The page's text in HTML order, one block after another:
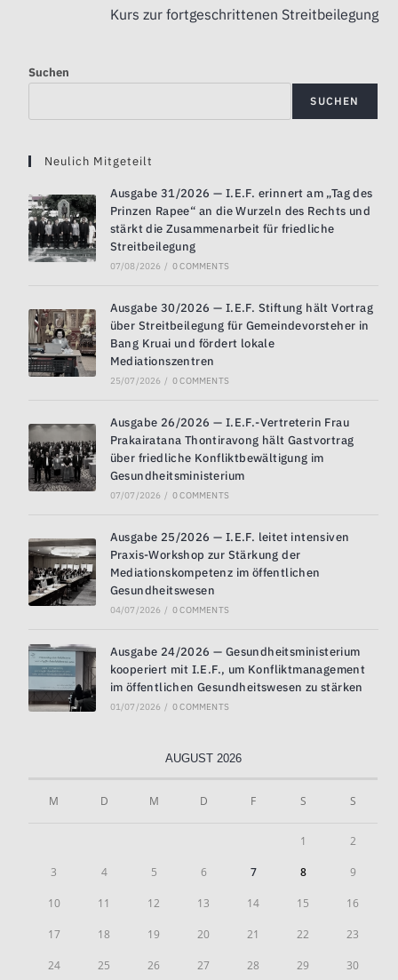
Kurs zur fortgeschrittenen Streitbeilegung
Suchen
SUCHEN
Neulich Mitgeteilt
Ausgabe 31/2026 — I.E.F. erinnert am „Tag des
Prinzen Rapee“ an die Wurzeln des Rechts und
stärkt die Zusammenarbeit für friedliche
Streitbeilegung
07/08/2026 / 0 COMMENTS
Ausgabe 30/2026 — I.E.F. Stiftung hält Vortrag
über Streitbeilegung für Gemeindevorsteher in
Bang Kruai und fördert lokale
Mediationszentren
25/07/2026 / 0 COMMENTS
Ausgabe 26/2026 — I.E.F.-Vertreterin Frau
Prakairatana Thontiravong hält Gastvortrag
über friedliche Konfliktbewältigung im
Gesundheitsministerium
07/07/2026 / 0 COMMENTS
Ausgabe 25/2026 — I.E.F. leitet intensiven
Praxis-Workshop zur Stärkung der
Mediationskompetenz im öffentlichen
Gesundheitswesen
04/07/2026 / 0 COMMENTS
Ausgabe 24/2026 — Gesundheitsministerium
kooperiert mit I.E.F., um Konfliktmanagement
im öffentlichen Gesundheitswesen zu stärken
01/07/2026 / 0 COMMENTS
AUGUST 2026
M D M D F S S
1 2
3 4 5 6 7 8 9
10 11 12 13 14 15 16
17 18 19 20 21 22 23
24 25 26 27 28 29 30